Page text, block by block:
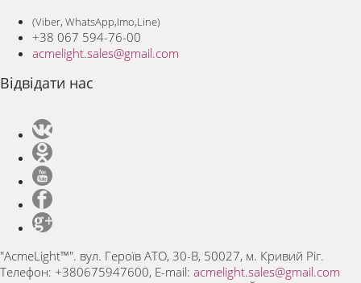
(Viber, WhatsApp,Imo,Line)
+38 067 594-76-00
acmelight.sales@gmail.com
Відвідати нас
"AcmeLight™". вул. Героїв АТО, 30-В, 50027, м. Кривий Ріг.
Телефон: +380675947600, E-mail: acmelight.sales@gmail.com